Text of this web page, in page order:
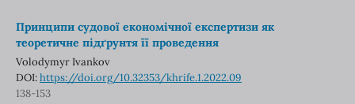
Принципи судової економічної експертизи як
теоретичне підґрунтя її проведення
Volodymyr Ivankov
DOI:https://doi.org/10.32353/khrife.1.2022.09
138-153